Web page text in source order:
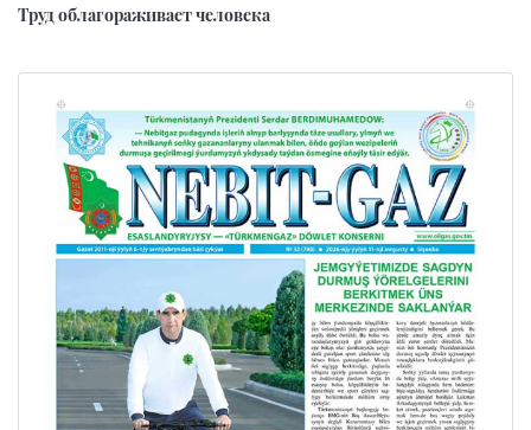
Труд облагораживает человека